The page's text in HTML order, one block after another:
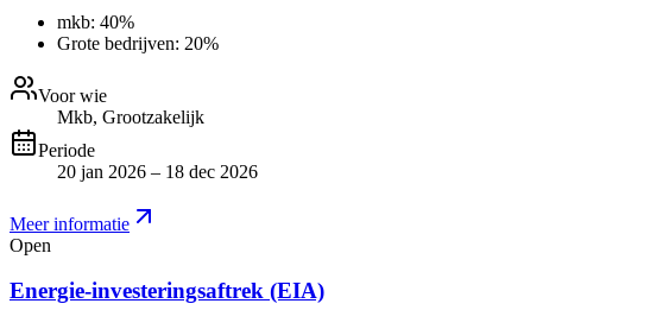
mkb: 40%
Grote bedrijven: 20%
Voor wie
Mkb, Grootzakelijk
Periode
20 jan 2026 – 18 dec 2026
Meer informatie
Open
Energie-investeringsaftrek (EIA)